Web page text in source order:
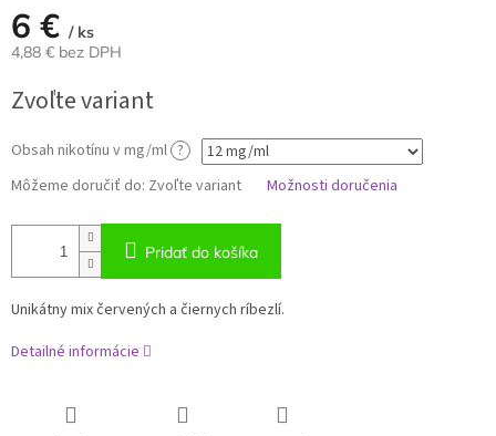
6 € / ks
4,88 € bez DPH
cena:
Zvoľte variant
Obsah nikotínu v mg/ml ?
Môžeme doručiť do: Zvoľte variant Možnosti doručenia
Pridať do košíka
Unikátny mix červených a čiernych ríbezlí.
Detailné informácie